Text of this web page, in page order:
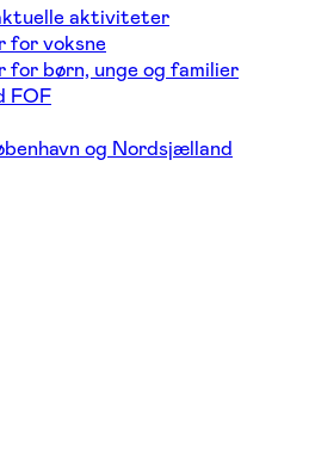
aktiviteter
for voksne
børn, unge og familier
FOF
og Nordsjælland